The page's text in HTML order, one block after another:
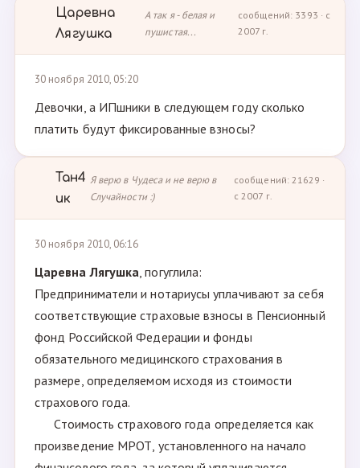
Царевна
Лягушка
А так я - белая и
пушистая...
сообщений: 3393 · с
2007 г.
30 ноября 2010, 05:20
Девочки, а ИПшники в следующем году сколько
платить будут фиксированные взносы?
Тан4
ик
Я верю в Чудеса и не верю в
Случайности :)
сообщений: 21629 ·
с 2007 г.
30 ноября 2010, 06:16
Царевна Лягушка, погуглила:
Предприниматели и нотариусы уплачивают за себя
соответствующие страховые взносы в Пенсионный
фонд Российской Федерации и фонды
обязательного медицинского страхования в
размере, определяемом исходя из стоимости
страхового года.
Стоимость страхового года определяется как
произведение МРОТ, установленного на начало